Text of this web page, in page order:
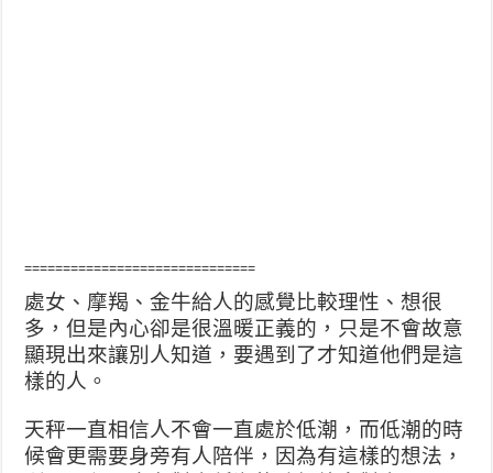
==============================
處女、摩羯、金牛給人的感覺比較理性、想很
多，但是內心卻是很溫暖正義的，只是不會故意
顯現出來讓別人知道，要遇到了才知道他們是這
樣的人。
天秤一直相信人不會一直處於低潮，而低潮的時
候會更需要身旁有人陪伴，因為有這樣的想法，